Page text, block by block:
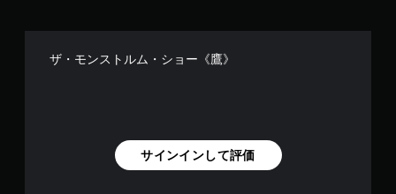
ザ・モンストルム・ショー《鷹》
サインインして評価